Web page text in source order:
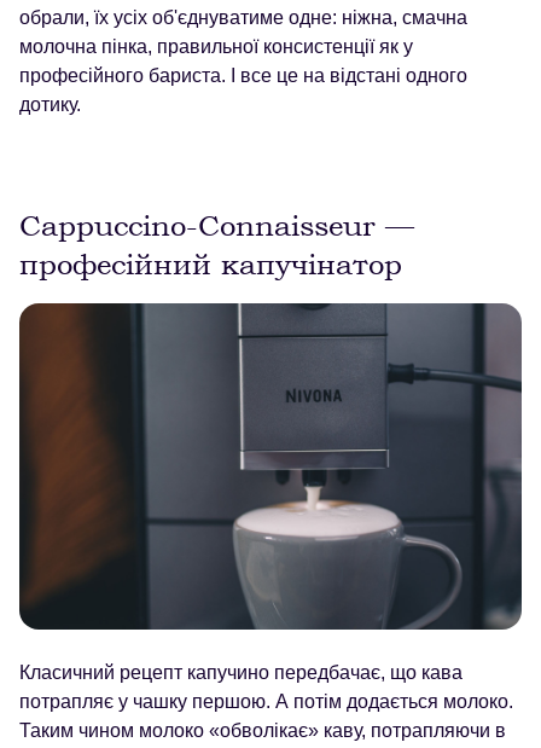
обрали, їх усіх об'єднуватиме одне: ніжна, смачна
молочна пінка, правильної консистенції як у
професійного бариста. І все це на відстані одного
дотику.
Cappuccino-Connaisseur —
професійний капучінатор
Класичний рецепт капучино передбачає, що кава
потрапляє у чашку першою. А потім додається молоко.
Таким чином молоко «обволікає» каву, потрапляючи в